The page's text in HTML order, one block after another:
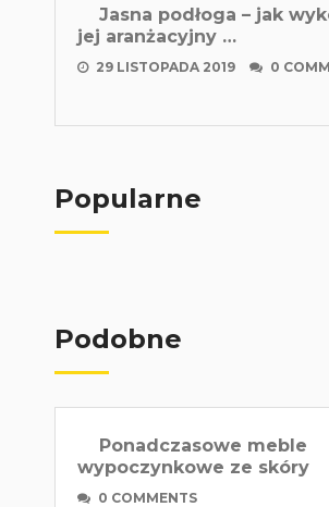
Jasna podłoga – jak
jej aranżacyjny …
29 LISTOPADA 2019 0
Popularne
Podobne
Ponadczasowe meble
wypoczynkowe ze skóry
0 COMMENTS